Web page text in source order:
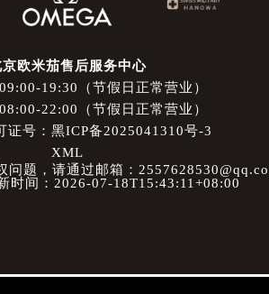
京欧米茄售后服务中心
19:30（节假日正常营业）
22:00（节假日正常营业）
证号：黑ICP备2025041310号-3
XML
题，请通过邮箱：
时间：2026-07-18T15:43:11+08:00